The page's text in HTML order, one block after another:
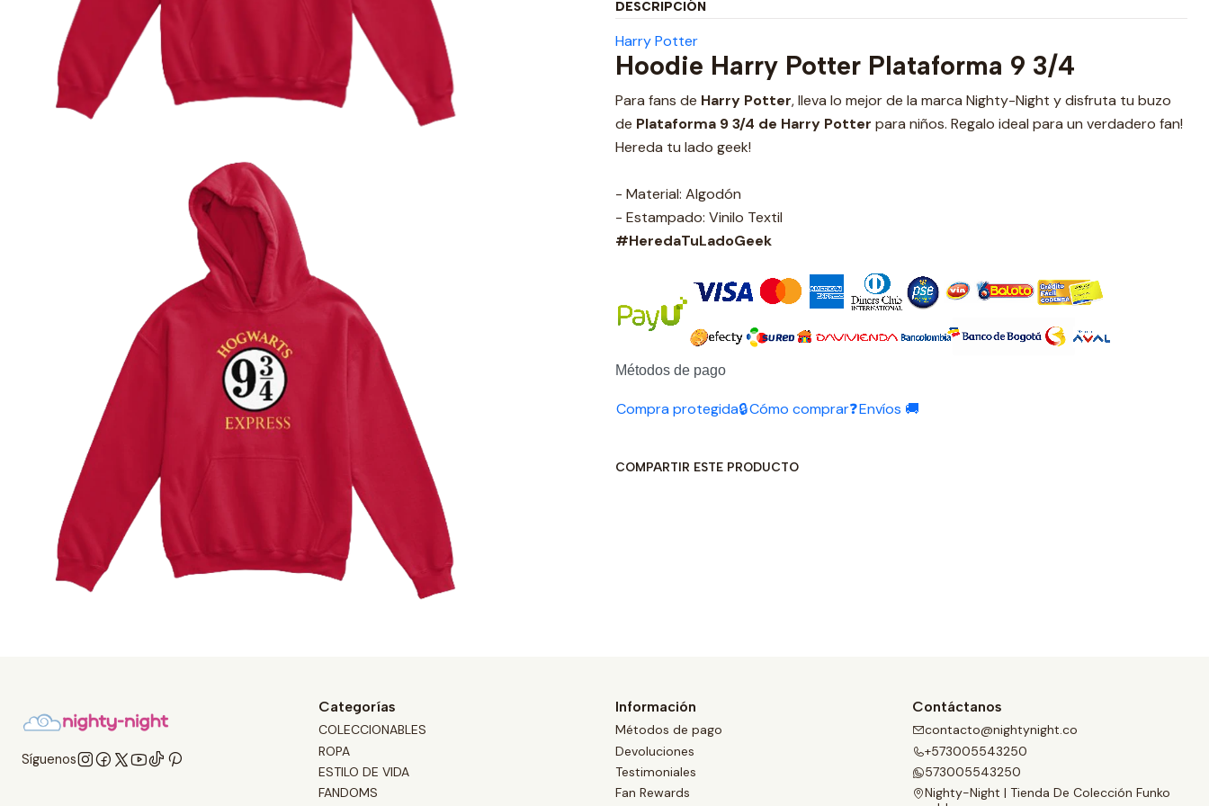
DESCRIPCIÓN
Harry Potter
Hoodie Harry Potter Plataforma 9 3/4
Para fans de Harry Potter, lleva lo mejor de la marca Nighty-Night y disfruta tu buzo
de Plataforma 9 3/4 de Harry Potter para niños. Regalo ideal para un verdadero fan!
Hereda tu lado geek!
- Material: Algodón
- Estampado: Vinilo Textil
#HeredaTuLadoGeek
Métodos de pago
Compra protegida🔒Cómo comprar❓Envíos 🚚
COMPARTIR ESTE PRODUCTO
Síguenos
Categorías
COLECCIONABLES
ROPA
ESTILO DE VIDA
FANDOMS
Información
Métodos de pago
Devoluciones
Testimoniales
Fan Rewards
Contáctanos
contacto@nightynight.co
+573005543250
573005543250
Nighty-Night | Tienda De Colección Funko